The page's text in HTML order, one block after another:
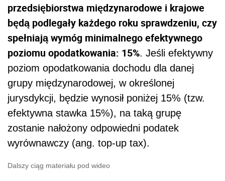
przedsiębiorstwa międzynarodowe i krajowe
będą podlegały każdego roku sprawdzeniu, czy
spełniają wymóg minimalnego efektywnego
poziomu opodatkowania: 15%. Jeśli efektywny
poziom opodatkowania dochodu dla danej
grupy międzynarodowej, w określonej
jurysdykcji, będzie wynosił poniżej 15% (tzw.
efektywna stawka 15%), na taką grupę
zostanie nałożony odpowiedni podatek
wyrównawczy (ang. top-up tax).
Dalszy ciąg materiału pod wideo